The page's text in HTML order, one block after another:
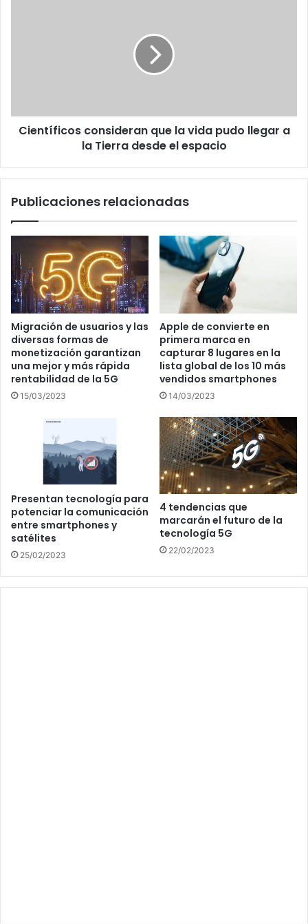
la
Tierra
Científicos consideran que la vida pudo llegar a
la Tierra desde el espacio
Publicaciones relacionadas
Migración de usuarios y las
diversas formas de
monetización garantizan
una mejor y más rápida
rentabilidad de la 5G
15/03/2023
Apple de convierte en
primera marca en
capturar 8 lugares en la
lista global de los 10 más
vendidos smartphones
14/03/2023
Presentan tecnología para
potenciar la comunicación
entre smartphones y
satélites
25/02/2023
4 tendencias que
marcarán el futuro de la
tecnología 5G
22/02/2023